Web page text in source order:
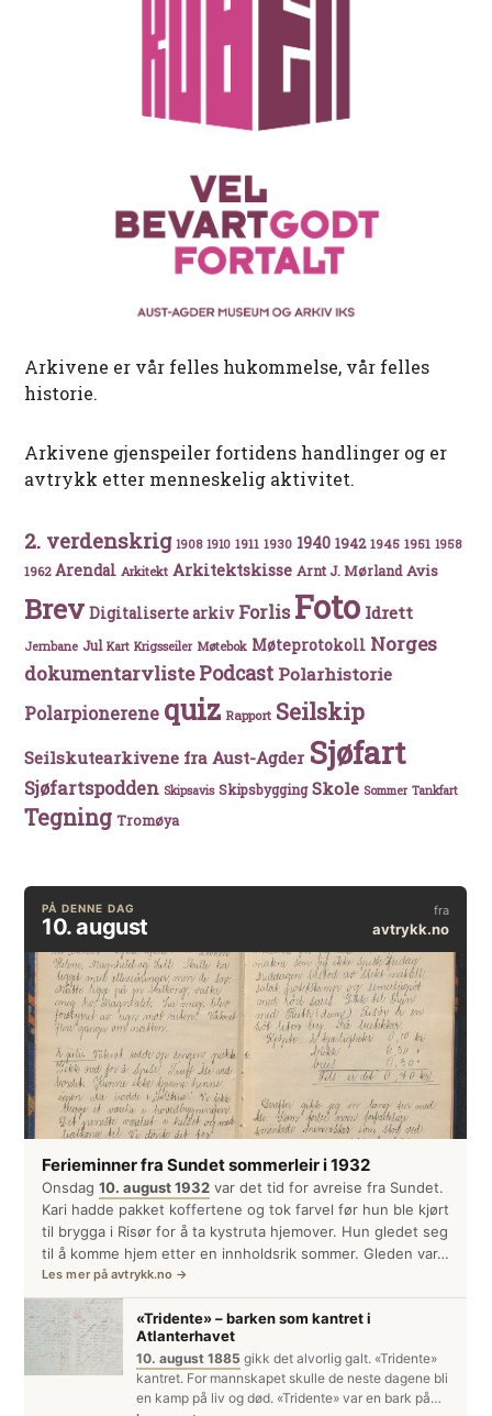
Arkivene er vår felles hukommelse, vår felles
historie.
Arkivene gjenspeiler fortidens handlinger og er
avtrykk etter menneskelig aktivitet.
2. verdenskrig 1908 1910 1911 1930 1940 1942 1945 1951 1958
1962 Arendal Arkitekt Arkitektskisse Arnt J. Mørland Avis
Brev Digitaliserte arkiv Forlis Foto Idrett
Jernbane Jul Kart Krigsseiler Møtebok Møteprotokoll Norges
dokumentarvlistePodcast Polarhistorie
Polarpionerene quiz Rapport Seilskip
Seilskutearkivene fra Aust-Agder Sjøfart
Sjøfartspodden Skipsavis Skipsbygging Skole Sommer Tankfart
Tegning Tromøya